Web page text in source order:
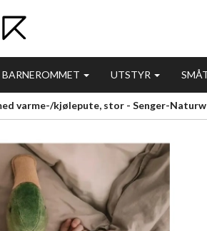
BARNEROMMET UTSTYR
varme-/kjølepute, stor - Senger-